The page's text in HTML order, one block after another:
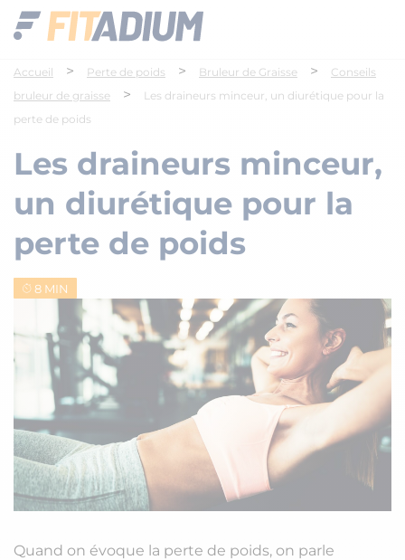
Accueil > Perte de poids > Bruleur de Graisse >
Conseils
bruleur de graisse
>
Les draineurs minceur, un diurétique pour la
perte de poids
Les draineurs minceur,
un diurétique pour la
perte de poids
8 MIN
Quand on évoque la perte de poids, on parle